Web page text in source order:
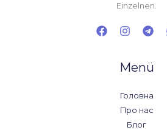
Einzelnen.
Menü
Головна
Про нас
Блог